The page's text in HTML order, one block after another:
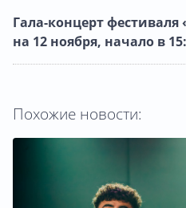
Гала-концерт
на 12 ноября, начало в
Похожие новости: